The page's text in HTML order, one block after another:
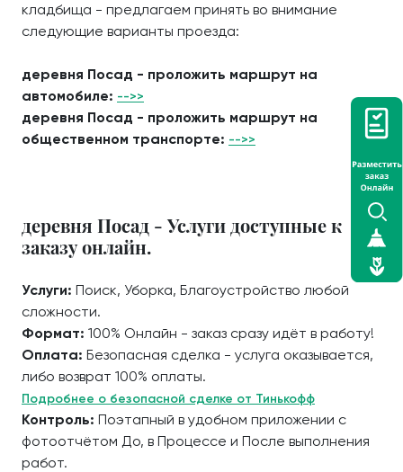
кладбища - предлагаем принять во внимание
следующие варианты проезда:
деревня Посад - проложить маршрут на
автомобиле: -->>
деревня Посад - проложить маршрут на
общественном транспорте: -->>
деревня Посад - Услуги доступные к
заказу онлайн.
Услуги: Поиск, Уборка, Благоустройство любой
сложности.
Формат: 100% Онлайн - заказ сразу идёт в работу!
Оплата: Безопасная сделка - услуга оказывается,
либо возврат 100% оплаты.
Подробнее о безопасной сделке от Тинькофф
Контроль: Поэтапный в удобном приложении с
фотоотчётом До, в Процессе и После выполнения
работ.